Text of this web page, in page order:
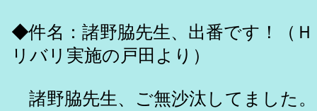
◆件名：諸野脇先生、出番です！（
リバリ実施の戸田より）
諸野脇先生、ご無沙汰してました。